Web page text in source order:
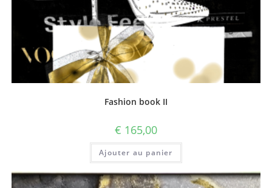
Fashion book II
€ 165,00
Ajouter au panier